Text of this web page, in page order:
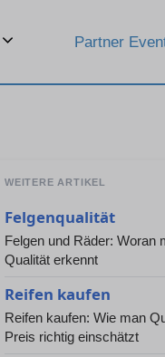
Partner
WEITERE ARTIKEL
Felgenqualität
Felgen und Räder: Woran
Qualität erkennt
Reifen kaufen
Reifen kaufen: Wie man
Preis richtig einschätzt